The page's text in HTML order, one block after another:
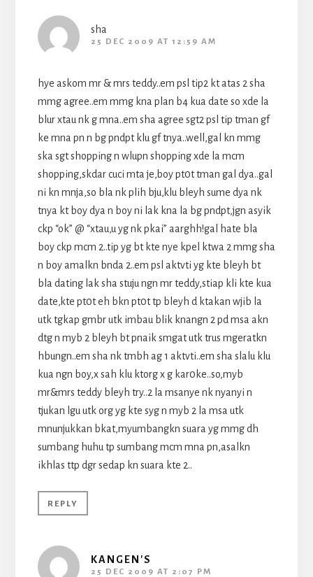
sha
25 DEC 2009 AT 12:59 AM
hye askom mr & mrs teddy..em psl tip2 kt atas 2 sha
mmg agree..em mmg kna plan b4 kua date so xde la
blur xtau nk g mna..em sha agree sgt2 psl tip tman gf
ke mna pn n bg pndpt klu gf tnya..well,gal kn mmg
ska sgt shopping n wlupn shopping xde la mcm
shopping,skdar cuci mta je,boy pt0t tman gal dya..gal
ni kn mnja,so bla nk plih bju,klu bleyh sume dya nk
tnya kt boy dya n boy ni lak kna la bg pndpt,jgn asyik
ckp “ok” @ “xtau,u yg nk pkai” aarghh!gal hate bla
boy ckp mcm 2..tip yg bt kte nye kpel ktwa 2 mmg sha
n boy amalkn bnda 2..em psl aktvti yg kte bleyh bt
bla dating lak sha stuju ngn mr teddy,stiap kli kte kua
date,kte pt0t eh bkn pt0t tp bleyh d ktakan wjib la
utk tgkap gmbr utk imbau blik knangn 2 pd msa akn
dtg n myb 2 bleyh bt pnaik smgat utk trus mgeratkn
hbungn..em sha nk tmbh ag 1 aktvti..em sha slalu klu
kua ngn boy,x sah klu ktorg x g kar0ke..so,myb
mr&mrs teddy bleyh try..2 la msanye nk nyanyi n
tjukan lgu utk org yg kte syg n myb 2 la msa utk
mnunjukkan bkat,myumbangkn suara yg mmg dh
sumbang huhu tp sumbang mcm mna pn,asalkn
ikhlas ttp dgr sedap kn suara kte 2..
REPLY
KANGEN'S
25 DEC 2009 AT 2:07 PM